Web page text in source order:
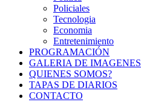
Policiales
Tecnologia
Economia
Entretenimiento
PROGRAMACIÓN
GALERIA DE IMAGENES
QUIENES SOMOS?
TAPAS DE DIARIOS
CONTACTO